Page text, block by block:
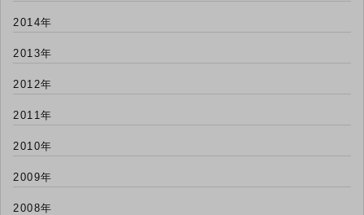
2014年
2013年
2012年
2011年
2010年
2009年
2008年